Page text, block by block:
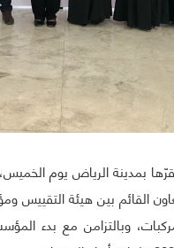
القائم بين هيئة التقييس
وبالتزامن مع بدء